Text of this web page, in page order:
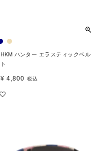
HKM ハンター エラスティックベル
ト
¥ 4,800 税込